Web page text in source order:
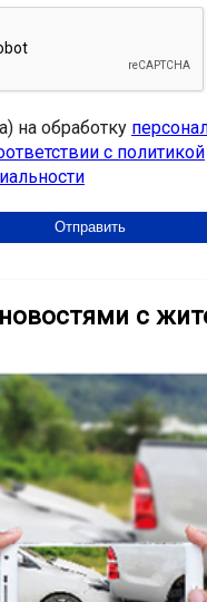
на обработку
с политикой
с